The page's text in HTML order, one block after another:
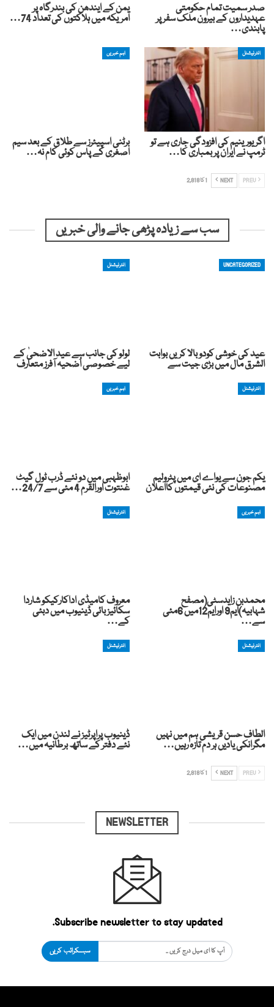
صدر سمیت تمام حکومتی
عہدیداروں کے بیرون ملک سفر پر
پابندی…
یمن کے ایندھن کی بندرگاہ پر
امریکہ میں ہلاکتوں کی تعداد 74…
انٹرنیشنل
اگر یورینیم کی افزودگی جاری ہے تو
ٹرمپ نے ایران پر بمباری کا…
اہم خبریں
برٹنی اسپیئرز سے طلاق کے بعد سیم
اصغری کے پاس کوئی کام نہ…
NEXT 1 کا 2,818
سب سے زیادہ پڑھی جانے والی خبریں
UNCATEGORIZED
عید کی خوشی کودوبالا کریں بوابت
الشرق مال میں بڑی جیت سے
انٹرنیشنل
لولو کی جانب سے عید الاضحیٰ کے
لیے خصوصی اُضحیہ آفرز متعارف
انٹرنیشنل
یکم جون سے یواے ای میں پٹرولیم
مصنوعات کی نئی قیمتوں کااعلان
اہم خبریں
ابوظہبی میں دو نئے ڈرب ٹول گیٹ
غنتوت اورالقرم 4 مئی سے 24/7…
اہم خبریں
محمدبن زایدسٹی(مصفح
شہابیہ)ایم9 اورایم12میں 6مئی
سے…
انٹرنیشنل
معروف کامیڈی اداکارکیکو شاردا
سکائیز بائی ڈینیوب میں دبئی
کے…
انٹرنیشنل
الطاف حسن قریشی ہم میں نہیں
مگرانکی یادیں ہر دم تازہ رہیں…
انٹرنیشنل
ڈینیوب پراپرٹیز نے لندن میں ایک
نئے دفتر کے ساتھ برطانیہ میں…
NEXT 1 کا 2,818
NEWSLETTER
Subscribe newsletter to stay updated.
سبسکرائب کریں